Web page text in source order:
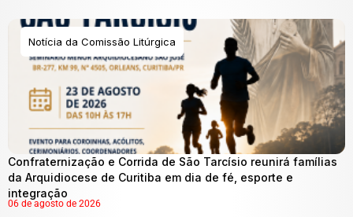
Notícia da Comissão Litúrgica
Confraternização e Corrida de São Tarcísio reunirá famílias
da Arquidiocese de Curitiba em dia de fé, esporte e
integração
06 de agosto de 2026